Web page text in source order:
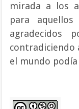
mirada a los
para
agradecidos
contradiciendo
el mundo